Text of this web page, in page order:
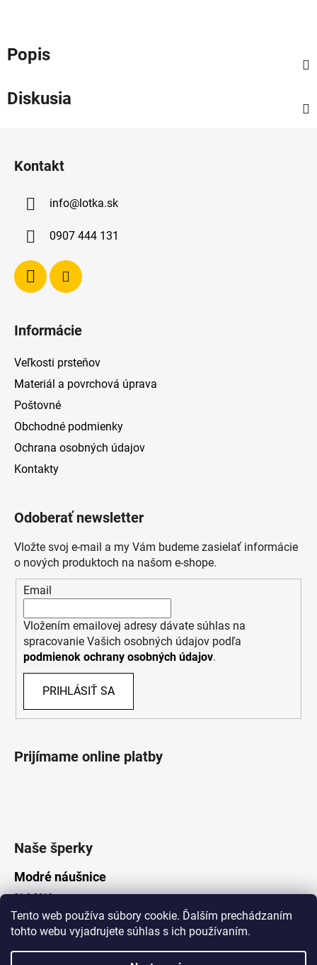
Tento web používa súbory cookie. Ďalším prechádzaním
tohto webu vyjadrujete súhlas s ich používaním.
Popis
Diskusia
Kontakt
info@lotka.sk
0907 444 131
Informácie
Veľkosti prsteňov
Materiál a povrchová úprava
Poštovné
Obchodné podmienky
Ochrana osobných údajov
Kontakty
Odoberať newsletter
Vložte svoj e-mail a my Vám budeme zasielať informácie
o nových produktoch na našom e-shope.
Email
Vložením emailovej adresy dávate súhlas na
spracovanie Vašich osobných údajov podľa
podmienok ochrany osobných údajov.
PRIHLÁSIŤ SA
Prijímame online platby
Naše šperky
Modré náušnice
21.8.2019
Vytvoril Shoptet